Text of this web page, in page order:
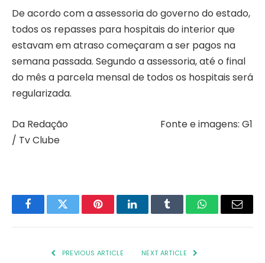
De acordo com a assessoria do governo do estado,
todos os repasses para hospitais do interior que
estavam em atraso começaram a ser pagos na
semana passada. Segundo a assessoria, até o final
do mês a parcela mensal de todos os hospitais será
regularizada.
Da Redação Fonte e imagens: G1
/ Tv Clube
FacebookTwitter PinterestLinkedInTumblr WhatsAppEmail
PREVIOUS ARTICLE NEXT ARTICLE